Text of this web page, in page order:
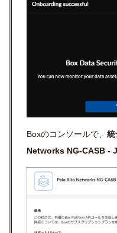
Boxのコンソールで、 統
Networks NG-CASB -